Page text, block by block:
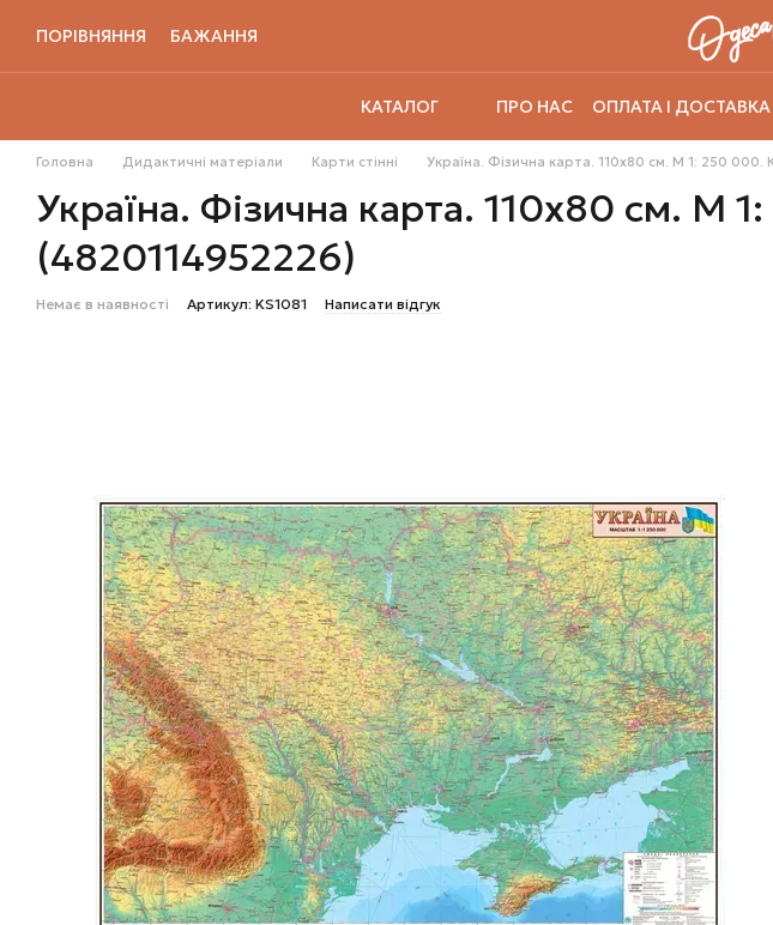
ПОРІВНЯННЯ
БАЖАННЯ
КАТАЛОГ ПРО НАС ОПЛАТА І ДОСТАВКА
Головна Дидактичні матеріали Карти стінні Україна. Фізична карта. 110х80 см. М 1: 250 000.
Україна. Фізична карта. 110х80 см. М
(4820114952226)
Немає в наявності Артикул: KS1081 Написати відгук